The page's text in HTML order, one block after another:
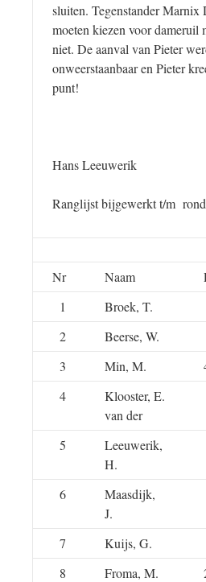
sluiten. Tegenstander Marnix
moeten kiezen voor dameruil
niet. De aanval van Pieter
onweerstaanbaar en Pieter
punt!
Hans Leeuwerik
Ranglijst bijgewerkt t/m
Nr Naam
1
Broek, T.
2
Beerse, W.
3
Min, M.
4
Klooster, E.
van der
5
Leeuwerik,
H.
6
Maasdijk,
J.
7 Kuijs, G.
8
Froma, M.